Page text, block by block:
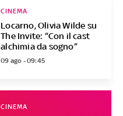
Locarno, Olivia Wilde su
The Invite: “Con il cast
alchimia da sogno”
CINEMA
09 ago - 09:45
CINEMA